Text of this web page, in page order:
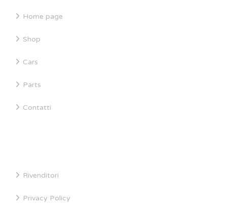
Home page
Shop
Cars
Parts
Contatti
Rivenditori
Privacy Policy